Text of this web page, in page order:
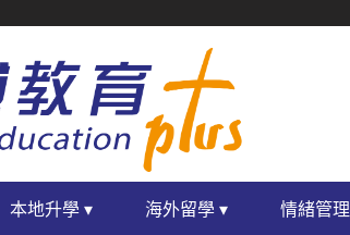
本地升學 ▾ 海外留學 ▾ 情緒管理